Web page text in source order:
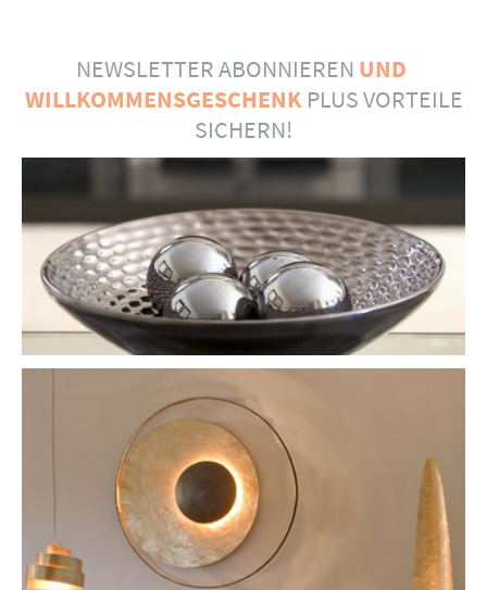
NEWSLETTER ABONNIEREN UND
WILLKOMMENSGESCHENK PLUS VORTEILE
SICHERN!